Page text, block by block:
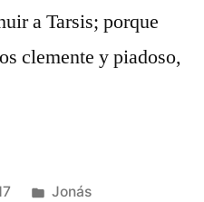
a Tarsis; porque
clemente y piadoso,
Posted
Jonás